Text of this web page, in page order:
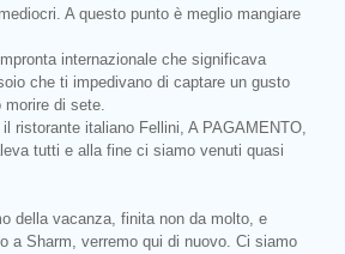
A questo punto è meglio mangiare
internazionale che significava
che ti impedivano di captare un gusto
morire di sete.
ristorante italiano Fellini, A PAGAMENTO,
tutti e alla fine ci siamo venuti quasi
della vacanza, finita non da molto, e
a Sharm, verremo qui di nuovo. Ci siamo